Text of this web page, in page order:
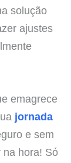
solução
ajustes
emagrece
jornada
e sem
na hora! Só